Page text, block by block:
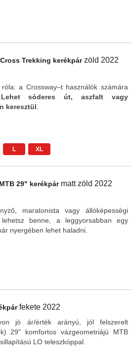
Cross Trekking kerékpárzöld 2022
a Crossway–t használók számára
Lehet sóderes út, aszfalt vagy
keresztül
L XL
MTB 29" kerékpár matt zöld 2022
maratonista vagy állóképességi
benne, a leggyorsabban egy
nyergében lehet haladni.
fekete 2022
jó ár/érték arányú, jól felszerelt
29" komfortos vázgeometriájú MTB
LO teleszkóppal.